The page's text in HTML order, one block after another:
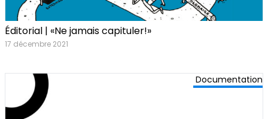
Éditorial | «Ne jamais capituler!»
17 décembre 2021
Documentation